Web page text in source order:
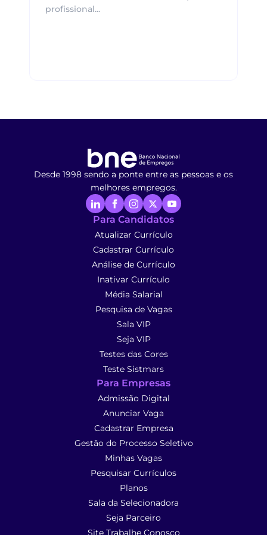
profissional...
Desde 1998 sendo a ponte entre as pessoas e os
melhores empregos.
Para Candidatos
Atualizar Currículo
Cadastrar Currículo
Análise de Currículo
Inativar Currículo
Média Salarial
Pesquisa de Vagas
Sala VIP
Seja VIP
Testes das Cores
Teste Sistmars
Para Empresas
Admissão Digital
Anunciar Vaga
Cadastrar Empresa
Gestão do Processo Seletivo
Minhas Vagas
Pesquisar Currículos
Planos
Sala da Selecionadora
Seja Parceiro
Site Trabalhe Conosco